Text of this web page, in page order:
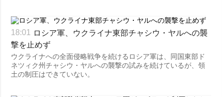
18:01
ロシア軍、ウクライナ東部チャシウ・ヤルへの襲
撃を止めず
ウクライナへの全面侵略戦争を続けるロシア軍は、同国東部ド
ネツィク州チャシウ・ヤルへの襲撃の試みを続けているが、領
土の制圧はできていない。